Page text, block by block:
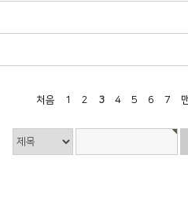
처음
1 2 3 4 5 6 7